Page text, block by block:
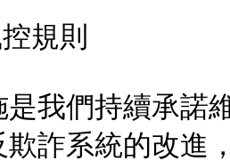
規則
是我們持續承
欺詐系統的改進